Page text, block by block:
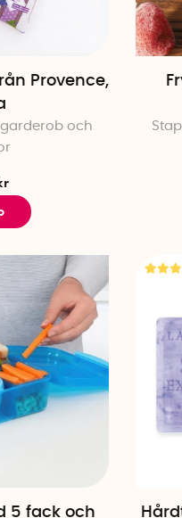
Provence,
och
5 fack och